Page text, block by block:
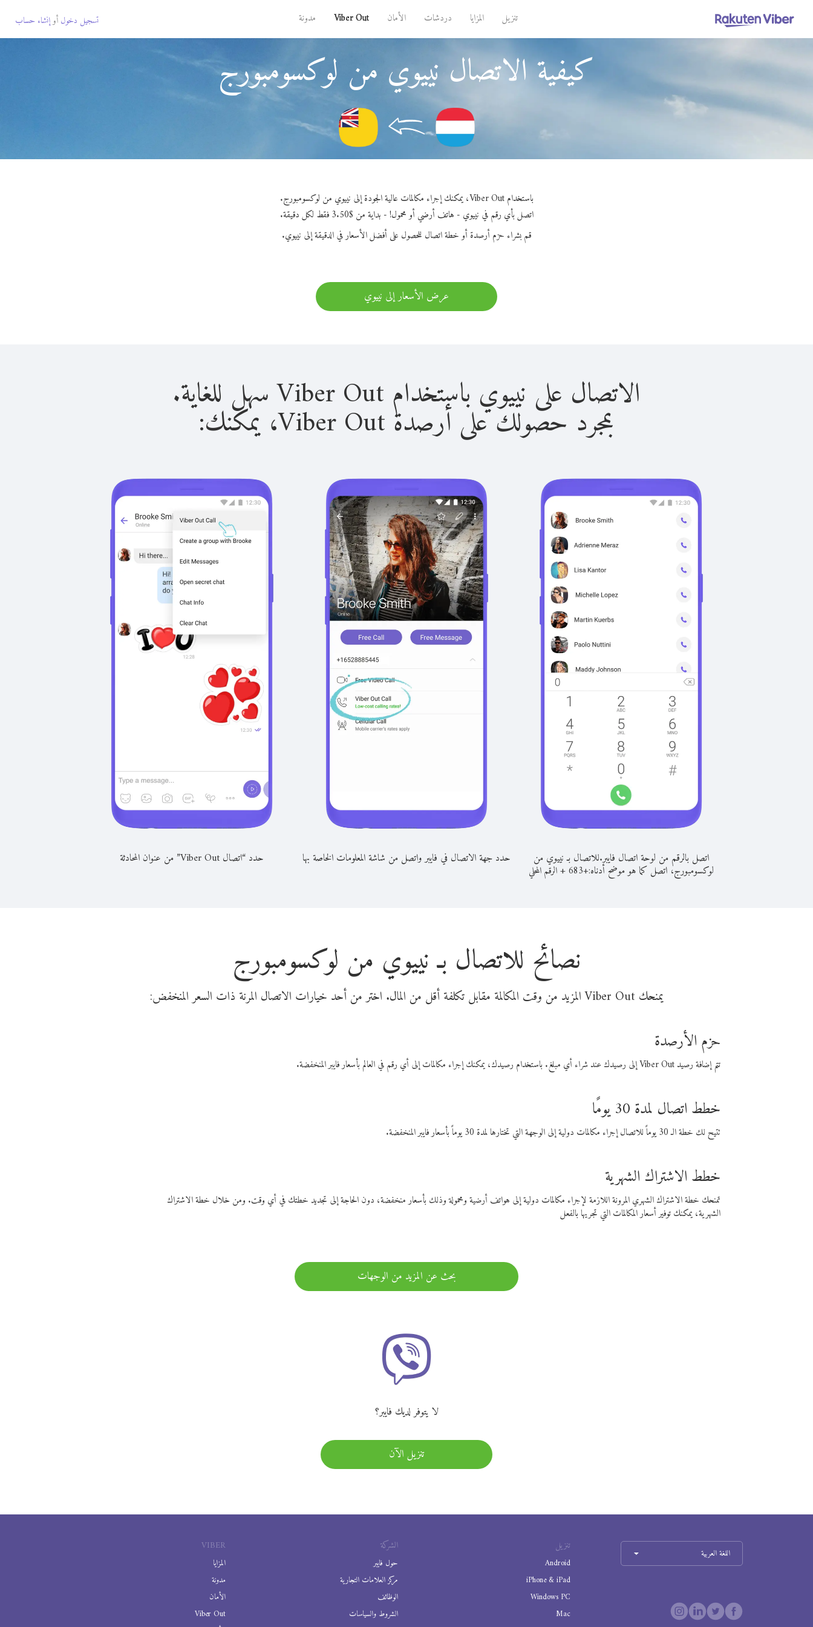
تنزيل المزايا دردشات الأمان Viber Out مدونة تسجيل دخول أوإنشاء حساب
كيفية الاتصال نييوي من لوكسومبورج
باستخدام Viber Out، يمكنك إجراء مكالمات عالية الجودة إلى نييوي من لوكسومبورج.
اتصل بأي رقم في نييوي - هاتف أرضي أو محمول! - بداية من $3.50 فقط لكل دقيقة.
قم بشراء حزم أرصدة أو خطة اتصال للحصول على أفضل الأسعار في الدقيقة إلى نييوي.
عرض الأسعار إلى نييوي
الاتصال على نييوي باستخدام Viber Out سهل للغاية.
بمجرد حصولك على أرصدة Viber Out، يمكنك:
اتصل بالرقم من لوحة اتصال فايبر.للاتصال بـ نييوي من
لوكسومبورج، اتصل كما هو موضح أدناه:+
683
+الرقم المحلي
حدد جهة الاتصال في فايبر واتصل من شاشة المعلومات الخاصة بها حدد “اتصال Viber Out” من عنوان المحادثة
نصائح للاتصال بـ نييوي من لوكسومبورج
يمنحك Viber Out المزيد من وقت المكالمة مقابل تكلفة أقل من المال. اختر من أحد خيارات الاتصال المرنة ذات السعر المنخفض:
حزم الأرصدة
تتم إضافة رصيد Viber Out إلى رصيدك عند شراء أي مبلغ. باستخدام رصيدك، يمكنك إجراء مكالمات إلى أي رقم في العالم بأسعار فايبر المنخفضة.
خطط اتصال لمدة 30 يومًا
تتيح لك خطة الـ 30 يوماً للاتصال إجراء مكالمات دولية إلى الوجهة التي تختارها لمدة 30 يوماً بأسعار فايبر المنخفضة.
خطط الاشتراك الشهرية
تمنحك خطة الاشتراك الشهري المرونة اللازمة لإجراء مكالمات دولية إلى هواتف أرضية ومحمولة وذلك بأسعار منخفضة، دون الحاجة إلى تجديد خطتك في أي وقت. ومن خلال خطة الاشتراك
الشهرية، يمكنك توفير أسعار المكالمات التي تجريها بالفعل
بحث عن المزيد من الوجهات
لا يتوفر لديك فايبر؟
تنزيل الآن
VIBER
المزايا
مدونة
الأمان
Viber Out
الشركة
حول فايبر
مركز العلامات التجارية
الوظائف
الشروط والسياسات
تنزيل
Android
iPhone & iPad
Windows PC
Mac
اللغة العربية